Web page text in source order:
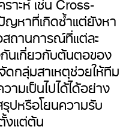
หาที่เกิดซ้ำแต่ยังหา
สถานการณ์ที่แต่ละ
นเกี่ยวกับต้นตอของ
กลุ่มสาเหตุช่วยให้ทีม
มเป็นไปได้ได้อย่าง
ปหรือโยนความรับ
งแต่ต้น